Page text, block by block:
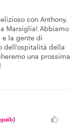
con Anthony,
Marsiglia! Abbiamo
e la gente di
dell'ospitalità della
una prossima
)